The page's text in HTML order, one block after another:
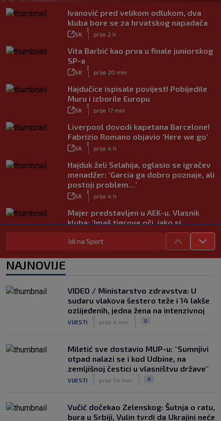
Ivanović pred velikom odlukom, dva
kluba bore se za hrvatskog napadača
SK prije 2 h
Vita Barbić kao prva u finale juniorskog
SP-a
SK prije 20 min
Hajdučice ispisale povijest! Pobijedile
Muru i izborile Europu
SK prije 17 min
Liverpool dovodi kapetana Barcelone!
Fabrizio Romano objavio ‘Here we go’
SK prije 4 h
Hajduk želi Selahija, oglasio se igračev
menadžer: ‘Garcia ga dobro poznaje, ali
postoji problem…’
SK prije 4 h
Majer predstavljen u AEK-u. Vlasnik
kluba: ‘Imaš tigrove oči, jako si
SK
|
prije 4 h
Bio je hit druge lige, a sada s Istrom
SK
|
prije 5 h
VIDEO / Tenisač se požalio na
gledatelja koji mu je smetao, reakcija
suca je hit
Idi na Sport
NAJNOVIJE
VIDEO / Ministarstvo zdravstva: U
sudaru vlakova šestero teže i 14 lakše
ozlijeđenih, jedna žena na intenzivnoj
VIJESTI prije 4 min 0
Miletić sve dostavio MUP-u: "Sumnjivi
otpad nalazi se i kod Udbine, na
zemljišnoj čestici u vlasništvu države"
VIJESTI prije 54 min 0
Vučić dočekao Zelenskog: Šutnja o ratu,
bura u Srbiji, Vulin tvrdi da Ukrajini neće